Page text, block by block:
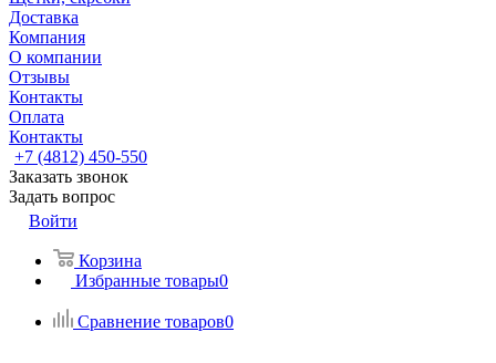
Доставка
Компания
О компании
Отзывы
Контакты
Оплата
Контакты
+7 (4812) 450-550
Заказать звонок
Задать вопрос
Войти
Корзина
Избранные товары0
Сравнение товаров0